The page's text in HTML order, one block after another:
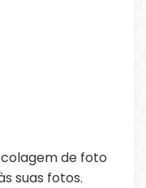
de foto
suas fotos.